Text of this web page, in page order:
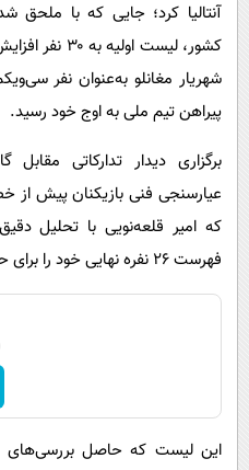
آنتالیا کرد؛ جایی که با
کشور، لیست
شهریار مغانلو به‌عنوان نفر
پیراهن تیم ملی به اوج خود رسید.
برگزاری دیدار تدارکاتی
عیارسنجی فنی بازیکنان پیش از
که امیر قلعه‌نویی با تحلیل
فهرست ۲۶ نفره نهایی خود را برای حضور در مکزیک مشخص کرد.
این لیست که حاصل بررسی‌های